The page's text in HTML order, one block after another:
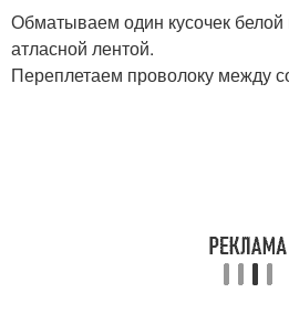
Обматываем один кусочек белой
атласной лентой.
Переплетаем проволоку между